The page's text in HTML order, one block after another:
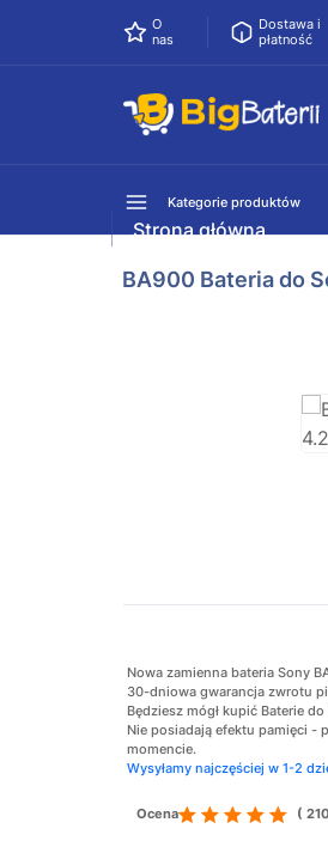
O
nas
Dostawa i
płatność
Kategorie produktów
Strona główna
BA900 Bateria do
Nowa zamienna bateria Sony
30-dniowa gwarancja zwrotu
Będziesz mógł kupić Baterie
Nie posiadają efektu pamięci -
momencie.
Wysyłamy najczęściej w 1-2
Ocena (